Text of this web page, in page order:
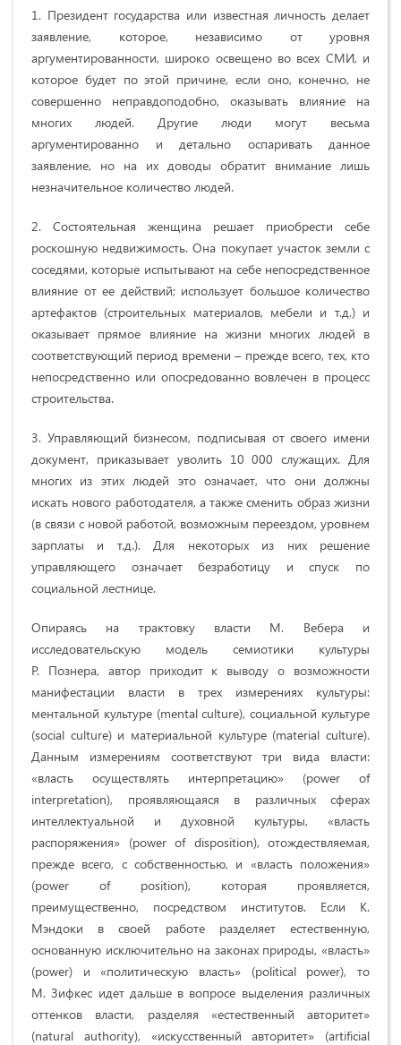
1. Президент государства или известная личность делает
заявление, которое, независимо от уровня
аргументированности, широко освещено во всех СМИ, и
которое будет по этой причине, если оно, конечно, не
совершенно неправдоподобно, оказывать влияние на
многих людей. Другие люди могут весьма
аргументированно и детально оспаривать данное
заявление, но на их доводы обратит внимание лишь
незначительное количество людей.
2. Состоятельная женщина решает приобрести себе
роскошную недвижимость. Она покупает участок земли с
соседями, которые испытывают на себе непосредственное
влияние от ее действий; использует большое количество
артефактов (строительных материалов, мебели и т.д.) и
оказывает прямое влияние на жизни многих людей в
соответствующий период времени – прежде всего, тех, кто
непосредственно или опосредованно вовлечен в процесс
строительства.
3. Управляющий бизнесом, подписывая от своего имени
документ, приказывает уволить 10 000 служащих. Для
многих из этих людей это означает, что они должны
искать нового работодателя, а также сменить образ жизни
(в связи с новой работой, возможным переездом, уровнем
зарплаты и т.д.). Для некоторых из них решение
управляющего означает безработицу и спуск по
социальной лестнице.
Опираясь на трактовку власти М. Вебера и
исследовательскую модель семиотики культуры
Р. Познера, автор приходит к выводу о возможности
манифестации власти в трех измерениях культуры:
ментальной культуре (mental culture), социальной культуре
(social culture) и материальной культуре (material culture).
Данным измерениям соответствуют три вида власти:
«власть осуществлять интерпретацию» (power of
interpretation), проявляющаяся в различных сферах
интеллектуальной и духовной культуры, «власть
распоряжения» (power of disposition), отождествляемая,
прежде всего, с собственностью, и «власть положения»
(power of position), которая проявляется,
преимущественно, посредством институтов. Если К.
Мэндоки в своей работе разделяет естественную,
основанную исключительно на законах природы, «власть»
(power) и «политическую власть» (political power), то
М. Зифкес идет дальше в вопросе выделения различных
оттенков власти, разделяя «естественный авторитет»
(natural authority), «искусственный авторитет» (artificial